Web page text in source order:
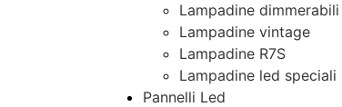
Lampadine dimmerabili
Lampadine vintage
Lampadine R7S
Lampadine led speciali
Pannelli Led